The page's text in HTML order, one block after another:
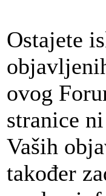
Ostajete
ovog
stranice
Vaših
također